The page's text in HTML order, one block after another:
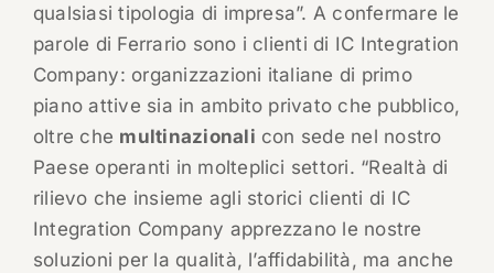
qualsiasi tipologia di impresa”. A confermare le
parole di Ferrario sono i clienti di IC Integration
Company: organizzazioni italiane di primo
piano attive sia in ambito privato che pubblico,
oltre che multinazionali con sede nel nostro
Paese operanti in molteplici settori. “Realtà di
rilievo che insieme agli storici clienti di IC
Integration Company apprezzano le nostre
soluzioni per la qualità, l’affidabilità, ma anche